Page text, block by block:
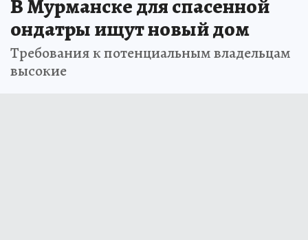
В Мурманске для спасенной
ондатры ищут новый дом
Требования к потенциальным владельцам
высокие